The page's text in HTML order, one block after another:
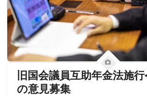
旧国会議員互助年金法施
の意見募集